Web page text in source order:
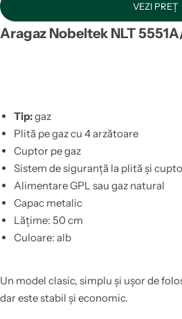
VEZI PREȚ
Aragaz Nobeltek NLT
Tip:gaz
Plită pe gaz cu 4 arzătoare
Cuptor pe gaz
Sistem de siguranță la plită și
Alimentare GPL sau gaz natural
Capac metalic
Lățime: 50 cm
Culoare: alb
Un model clasic, simplu și ușor de
dar este stabil și economic.